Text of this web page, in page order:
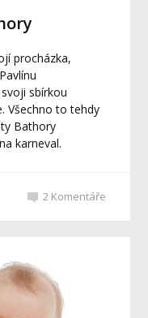
procházka,
sbírkou
Všechno to tehdy
Bathory
karneval.
2 Komentáře